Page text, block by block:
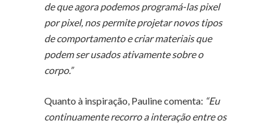
de que agora podemos programá-las pixel
por pixel, nos permite projetar novos tipos
de comportamento e criar materiais que
podem ser usados ativamente sobre o
corpo.”
Quanto à inspiração, Pauline comenta: “Eu
continuamente recorro a interação entre os